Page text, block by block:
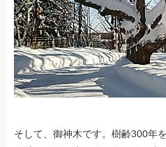
そして、御神木です。樹齢300年